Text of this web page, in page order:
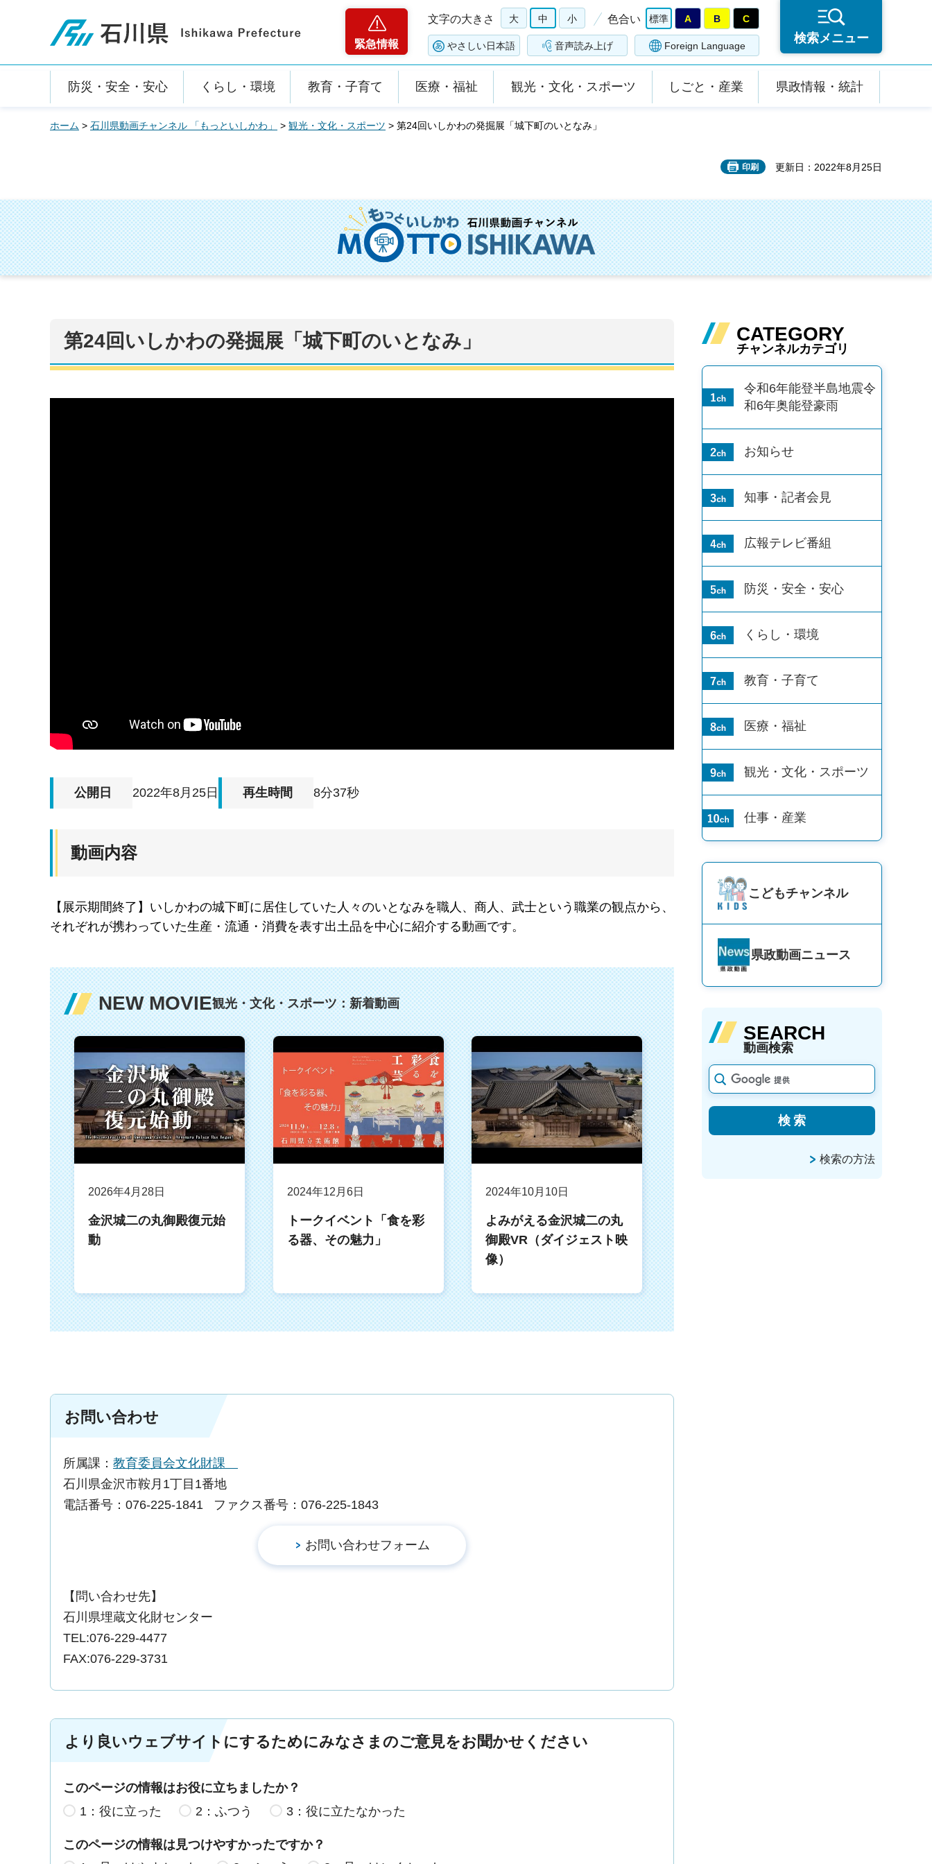
石川県
緊急情報
文字の大きさ 大 中 小 色合い 標準 A B C
やさしい日本語 音声読み上げ Foreign Language
検索メニュー
防災・安全・安心 くらし・環境 教育・子育て 医療・福祉 観光・文化・スポーツ しごと・産業 県政情報・統計
ホーム > 石川県動画チャンネル 「もっといしかわ」 > 観光・文化・スポーツ > 第24回いしかわの発掘展「城下町のいとなみ」
印刷 更新日：2022年8月25日
第24回いしかわの発掘展「城下町のいとなみ」
公開日 2022年8月25日 再生時間 8分37秒
動画内容
【展示期間終了】いしかわの城下町に居住していた人々のいとなみを職人、商人、武士という職業の観点から、
それぞれが携わっていた生産・流通・消費を表す出土品を中心に紹介する動画です。
NEW MOVIE観光・文化・スポーツ：新着動画
2026年4月28日
金沢城二の丸御殿復元始
動
2024年12月6日
トークイベント「食を彩
る器、その魅力」
2024年10月10日
よみがえる金沢城二の丸
御殿VR（ダイジェスト映
像）
お問い合わせ
所属課： 教育委員会文化財課
石川県金沢市鞍月1丁目1番地
電話番号：076-225-1841
ファクス番号：076-225-1843
【問い合わせ先】
石川県埋蔵文化財センター
TEL:076-229-4477
FAX:076-229-3731
より良いウェブサイトにするためにみなさまのご意見をお聞かせください
このページの情報はお役に立ちましたか？
1：役に立った
2：ふつう 3：役に立たなかった
このページの情報は見つけやすかったですか？
CATEGORY
チャンネルカテゴリ
令和6年能登半島地震令
和6年奥能登豪雨
お知らせ
知事・記者会見
広報テレビ番組
防災・安全・安心
くらし・環境
教育・子育て
医療・福祉
観光・文化・ スポーツ
仕事・産業
こどもチャンネル
県政動画ニュース
SEARCH
動画検索
検索の方法